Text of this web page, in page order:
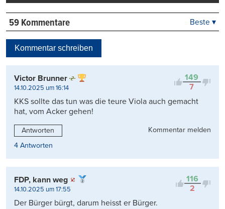
59 Kommentare
Kontrovers
Beste ▾
Kommentar schreiben
149
7
Victor Brunner
14.10.2025 um 16:14
KKS sollte das tun was die teure Viola auch gemacht
hat, vom Acker gehen!
Antworten
Kommentar melden
4 Antworten
116
2
FDP, kann weg
14.10.2025 um 17:55
Der Bürger bürgt, darum heisst er Bürger.